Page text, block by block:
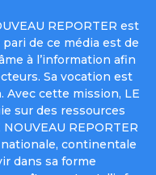
REPORTER est
de ce média est de
à l’information afin
Sa vocation est
Avec cette mission, LE
sur des ressources
REPORTER
nationale, continentale
dans sa forme